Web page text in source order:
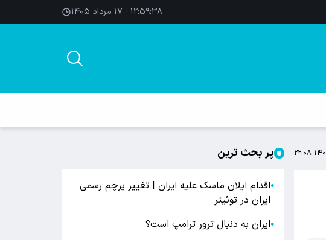
۱۲:۵۹:۳۹ - ۱۷ مرداد ۱۴۰۵
پر بحث ترین
●اقدام ایلان ماسک علیه ایران | تغییر پرچم رسمی
ایران در توئیتر
●ایران به دنبال ترور ترامپ است؟